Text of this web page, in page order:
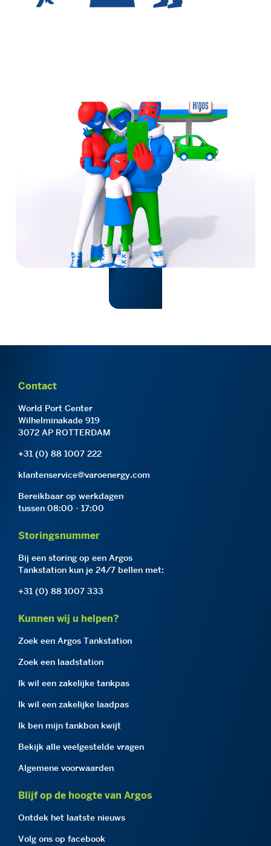
Contact
World Port Center
Wilhelminakade 919
3072 AP ROTTERDAM
+31 (0) 88 1007 222
klantenservice@varoenergy.com
Bereikbaar op werkdagen
tussen 08:00 - 17:00
Storingsnummer
Bij een storing op een Argos
Tankstation kun je 24/7 bellen met:
+31 (0) 88 1007 333
Kunnen wij u helpen?
Zoek een Argos Tankstation
Zoek een laadstation
Ik wil een zakelijke tankpas
Ik wil een zakelijke laadpas
Ik ben mijn tankbon kwijt
Bekijk alle veelgestelde vragen
Algemene voorwaarden
Blijf op de hoogte van Argos
Ontdek het laatste nieuws
Volg ons op facebook